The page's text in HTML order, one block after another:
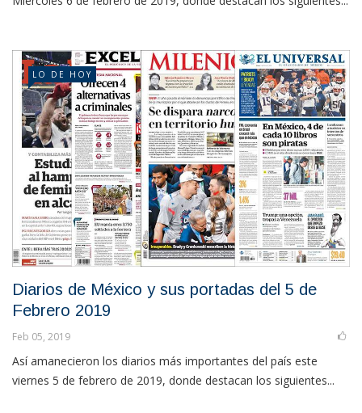
LO DE HOY
Diarios de México y sus portadas del 5 de
Febrero 2019
Feb 05, 2019
Así amanecieron los diarios más importantes del país este
viernes 5 de febrero de 2019, donde destacan los siguientes...